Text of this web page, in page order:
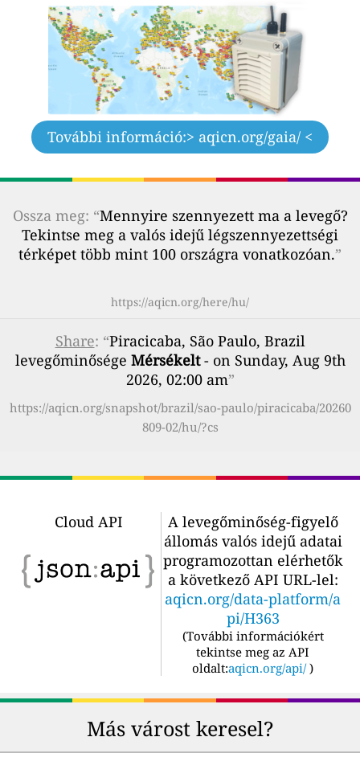
További információ:> aqicn.org/gaia/ <
Ossza meg: “Mennyire szennyezett ma a levegő?
Tekintse meg a valós idejű légszennyezettségi
térképet több mint 100 országra vonatkozóan.”
https://aqicn.org/here/hu/
Share: “Piracicaba, São Paulo, Brazil
levegőminősége Mérsékelt- on Sunday, Aug 9th
2026, 02:00 am”
https://aqicn.org/snapshot/brazil/sao-paulo/piracicaba/20260
809-02/hu/?cs
Cloud API
A levegőminőség-figyelő
állomás valós idejű adatai
programozottan elérhetők
a következő API URL-lel:
aqicn.org/data-platform/a
pi/H363
(További információkért
tekintse meg az API
oldalt:aqicn.org/api/ )
Más várost keresel?